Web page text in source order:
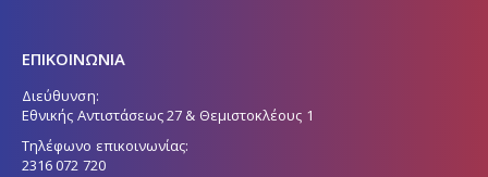
Διεύθυνση:
Εθνικής Αντιστάσεως 27 & Θεμιστοκλέους 1
Τηλέφωνο επικοινωνίας: